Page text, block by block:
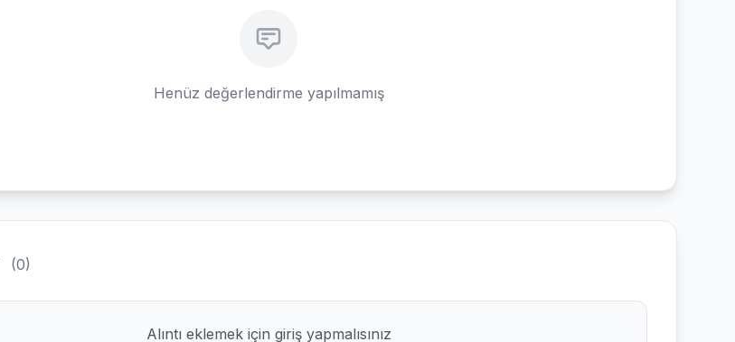
Henüz değerlendirme yapılmamış
(0)
Alıntı eklemek için giriş yapmalısınız